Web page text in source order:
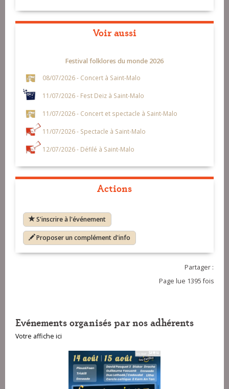
Voir aussi
Festival folklores du monde 2026
08/07/2026 - Concert à Saint-Malo
11/07/2026 - Fest Deiz à Saint-Malo
11/07/2026 - Concert et spectacle à Saint-Malo
11/07/2026 - Spectacle à Saint-Malo
12/07/2026 - Défilé à Saint-Malo
Actions
S'inscrire à l'événement
Proposer un complément d'info
Partager :
Page lue 1395 fois
Evénements organisés par nos adhérents
Votre affiche ici